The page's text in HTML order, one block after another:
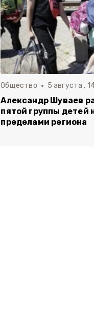
Общество 5 августа ,
Александр Шуваев
пятой группы детей
пределами региона